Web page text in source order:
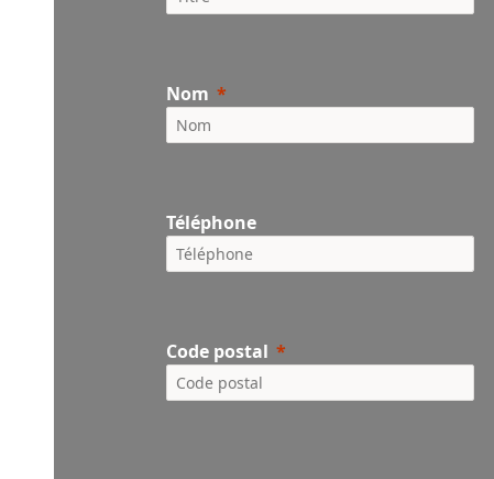
Nom
Téléphone
Code postal